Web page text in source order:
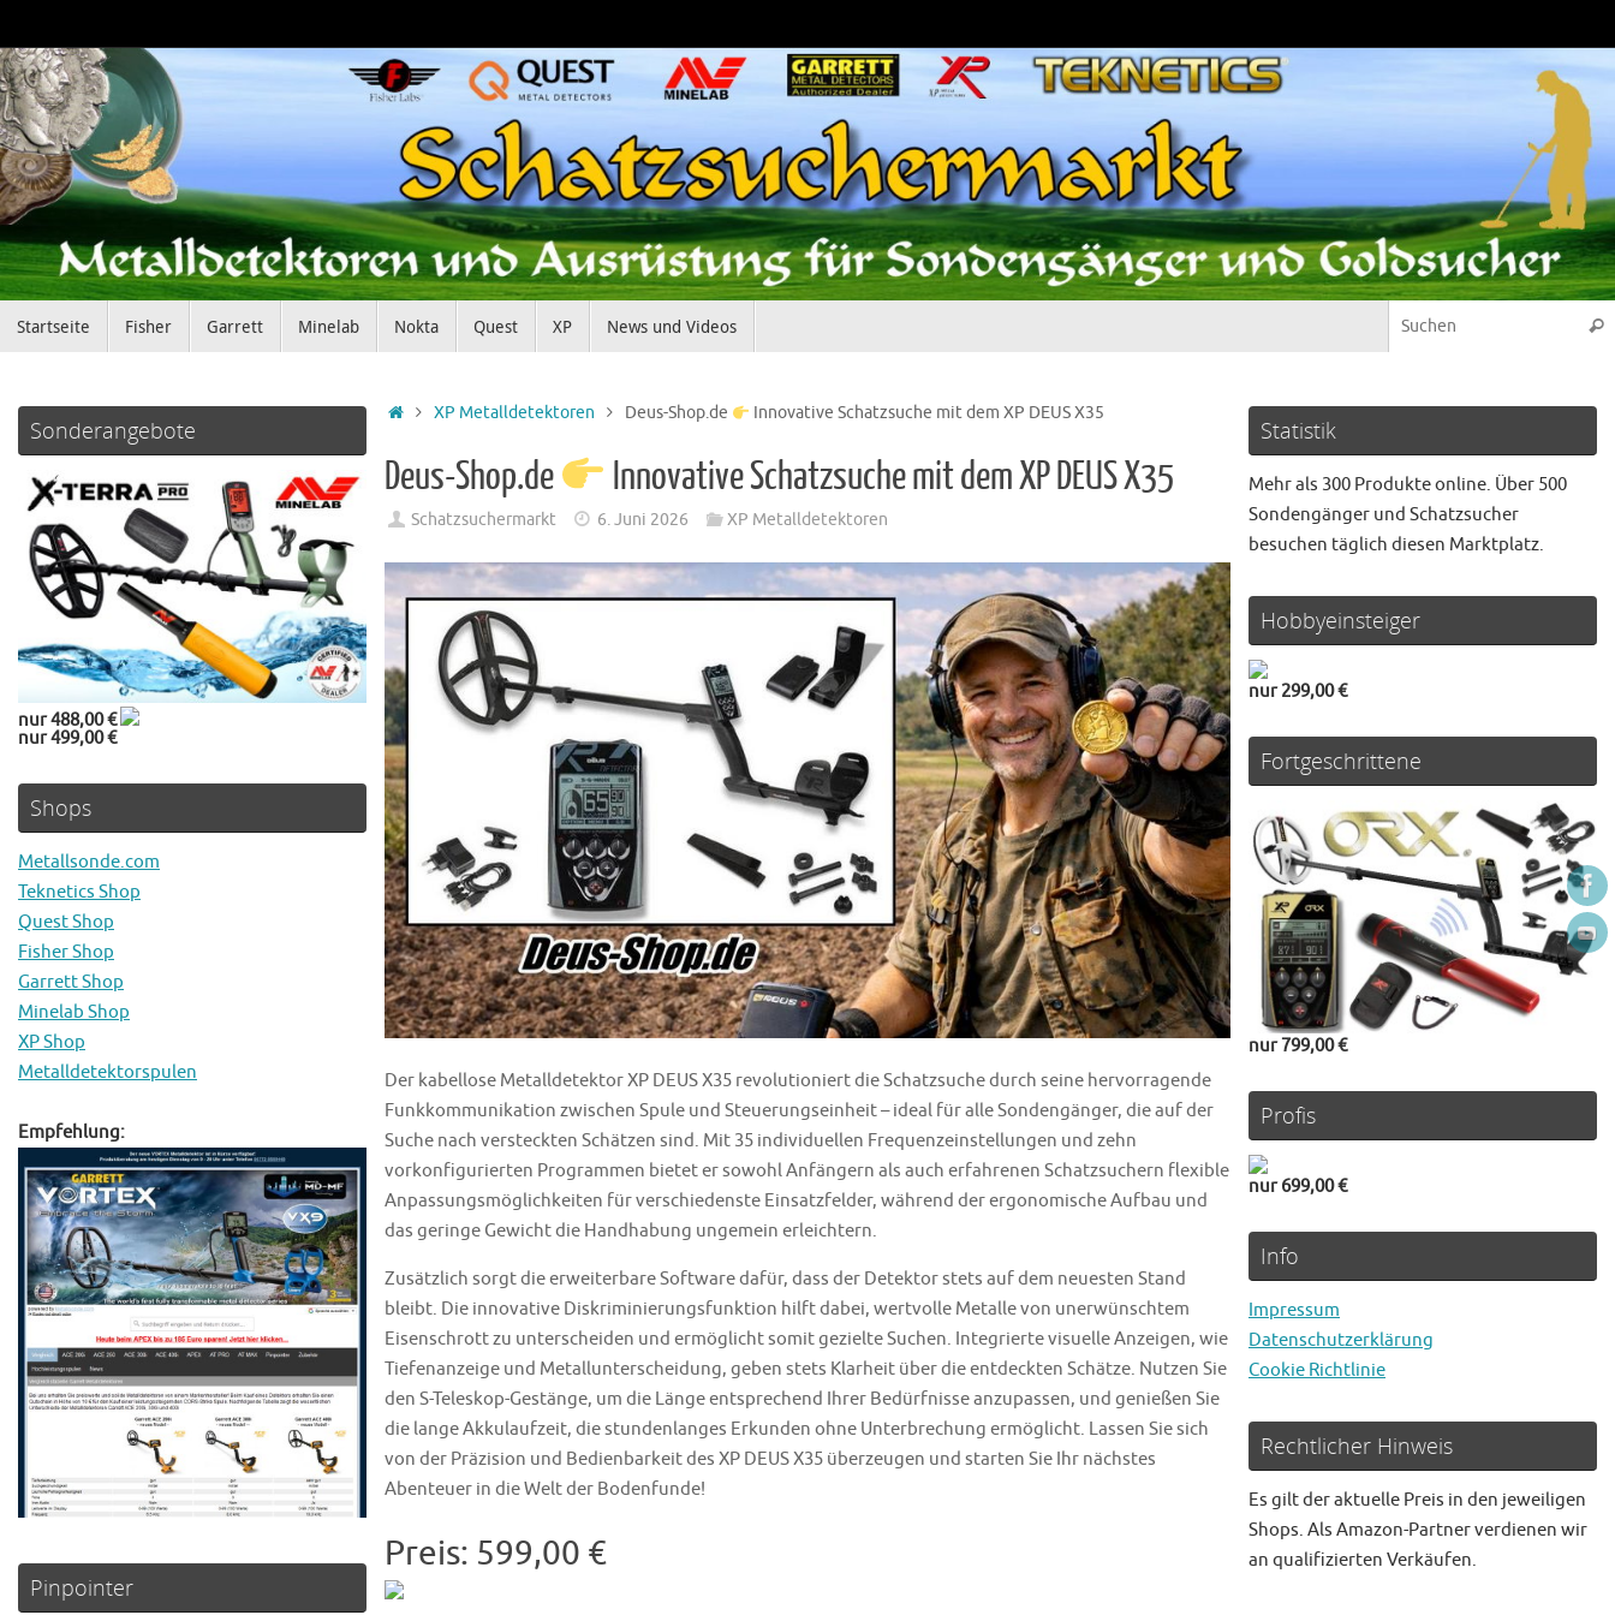
Inhalt
springen
Inhalt
Startseite Fisher Garrett Minelab Nokta Quest XP News und Videos
Startseite
XP Metalldetektoren Deus-Shop.de Innovative Schatzsuche mit dem XP DEUS X35
Deus-Shop.de Innovative Schatzsuche mit dem XP DEUS X35
Schatzsuchermarkt 6. Juni 2026 XP Metalldetektoren
Der kabellose Metalldetektor XP DEUS X35 revolutioniert die Schatzsuche durch seine hervorragende
Funkkommunikation zwischen Spule und Steuerungseinheit – ideal für alle Sondengänger, die auf der
Suche nach versteckten Schätzen sind. Mit 35 individuellen Frequenzeinstellungen und zehn
vorkonfigurierten Programmen bietet er sowohl Anfängern als auch erfahrenen Schatzsuchern flexible
Anpassungsmöglichkeiten für verschiedenste Einsatzfelder, während der ergonomische Aufbau und
das geringe Gewicht die Handhabung ungemein erleichtern.
Zusätzlich sorgt die erweiterbare Software dafür, dass der Detektor stets auf dem neuesten Stand
bleibt. Die innovative Diskriminierungsfunktion hilft dabei, wertvolle Metalle von unerwünschtem
Eisenschrott zu unterscheiden und ermöglicht somit gezielte Suchen. Integrierte visuelle Anzeigen, wie
Tiefenanzeige und Metallunterscheidung, geben stets Klarheit über die entdeckten Schätze. Nutzen Sie
den S-Teleskop-Gestänge, um die Länge entsprechend Ihrer Bedürfnisse anzupassen, und genießen Sie
die lange Akkulaufzeit, die stundenlanges Erkunden ohne Unterbrechung ermöglicht. Lassen Sie sich
von der Präzision und Bedienbarkeit des XP DEUS X35 überzeugen und starten Sie Ihr nächstes
Abenteuer in die Welt der Bodenfunde!
Preis: 599,00 €
Sonderangebote
nur 488,00 €
nur 499,00 €
Shops
Metallsonde.com
Teknetics Shop
Quest Shop
Fisher Shop
Garrett Shop
Minelab Shop
XP Shop
Metalldetektorspulen
Empfehlung:
Pinpointer
Statistik
Mehr als 300 Produkte online. Über 500
Sondengänger und Schatzsucher
besuchen täglich diesen Marktplatz.
Hobbyeinsteiger
nur 299,00 €
Fortgeschrittene
nur 799,00 €
Profis
nur 699,00 €
Info
Impressum
Datenschutzerklärung
Cookie Richtlinie
Rechtlicher Hinweis
Es gilt der aktuelle Preis in den jeweiligen
Shops. Als Amazon-Partner verdienen wir
an qualifizierten Verkäufen.